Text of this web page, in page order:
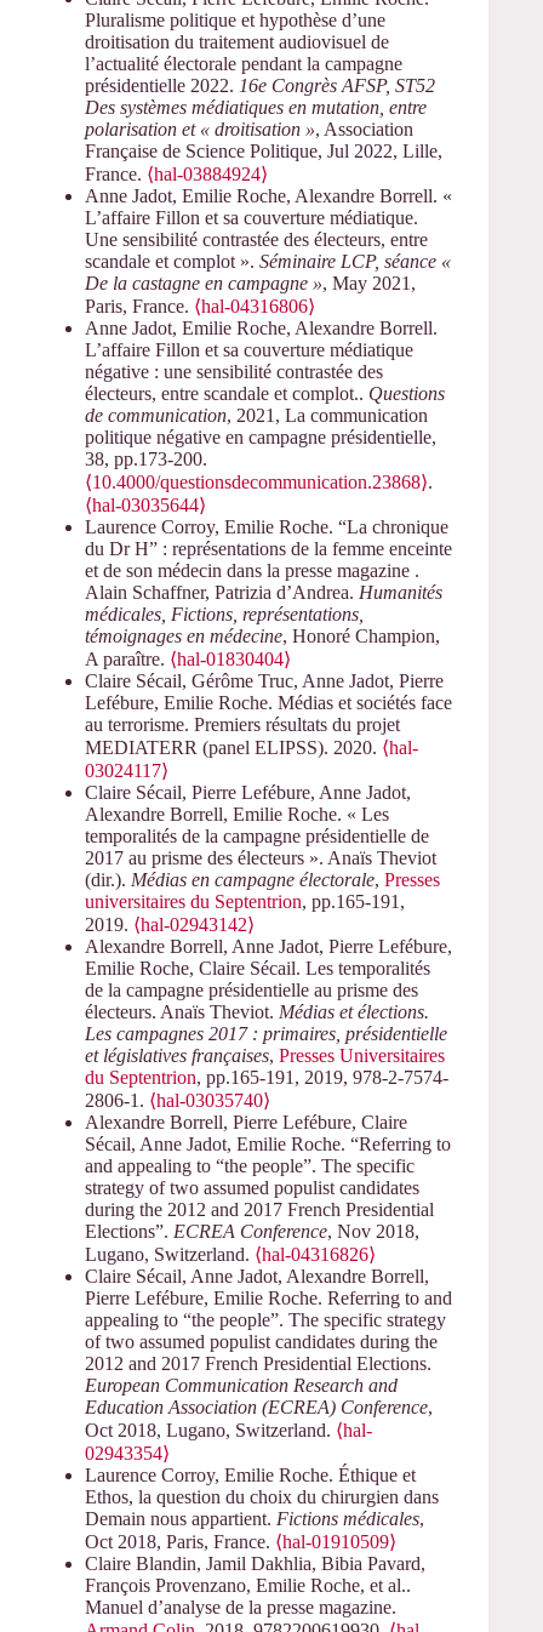
Pluralisme politique et hypothèse d’une
droitisation du traitement audiovisuel de
l’actualité électorale pendant la campagne
présidentielle 2022. 16e Congrès AFSP, ST52
Des systèmes médiatiques en mutation, entre
polarisation et « droitisation », Association
Française de Science Politique, Jul 2022, Lille,
France. ⟨hal-03884924⟩
Anne Jadot, Emilie Roche, Alexandre Borrell. «
L’affaire Fillon et sa couverture médiatique.
Une sensibilité contrastée des électeurs, entre
scandale et complot ». Séminaire LCP, séance «
De la castagne en campagne », May 2021,
Paris, France. ⟨hal-04316806⟩
Anne Jadot, Emilie Roche, Alexandre Borrell.
L’affaire Fillon et sa couverture médiatique
négative : une sensibilité contrastée des
électeurs, entre scandale et complot.. Questions
de communication, 2021, La communication
politique négative en campagne présidentielle,
38, pp.173-200.
⟨10.4000/questionsdecommunication.23868⟩.
⟨hal-03035644⟩
Laurence Corroy, Emilie Roche. “La chronique
du Dr H” : représentations de la femme enceinte
et de son médecin dans la presse magazine .
Alain Schaffner, Patrizia d’Andrea. Humanités
médicales, Fictions, représentations,
témoignages en médecine, Honoré Champion,
A paraître. ⟨hal-01830404⟩
Claire Sécail, Gérôme Truc, Anne Jadot, Pierre
Lefébure, Emilie Roche. Médias et sociétés face
au terrorisme. Premiers résultats du projet
MEDIATERR (panel ELIPSS). 2020. ⟨hal-
03024117⟩
Claire Sécail, Pierre Lefébure, Anne Jadot,
Alexandre Borrell, Emilie Roche. « Les
temporalités de la campagne présidentielle de
2017 au prisme des électeurs ». Anaïs Theviot
(dir.). Médias en campagne électorale, Presses
universitaires du Septentrion, pp.165-191,
2019. ⟨hal-02943142⟩
Alexandre Borrell, Anne Jadot, Pierre Lefébure,
Emilie Roche, Claire Sécail. Les temporalités
de la campagne présidentielle au prisme des
électeurs. Anaïs Theviot. Médias et élections.
Les campagnes 2017 : primaires, présidentielle
et législatives françaises, Presses Universitaires
du Septentrion, pp.165-191, 2019, 978-2-7574-
2806-1. ⟨hal-03035740⟩
Alexandre Borrell, Pierre Lefébure, Claire
Sécail, Anne Jadot, Emilie Roche. “Referring to
and appealing to “the people”. The specific
strategy of two assumed populist candidates
during the 2012 and 2017 French Presidential
Elections”. ECREA Conference, Nov 2018,
Lugano, Switzerland. ⟨hal-04316826⟩
Claire Sécail, Anne Jadot, Alexandre Borrell,
Pierre Lefébure, Emilie Roche. Referring to and
appealing to “the people”. The specific strategy
of two assumed populist candidates during the
2012 and 2017 French Presidential Elections.
European Communication Research and
Education Association (ECREA) Conference,
Oct 2018, Lugano, Switzerland. ⟨hal-
02943354⟩
Laurence Corroy, Emilie Roche. Éthique et
Ethos, la question du choix du chirurgien dans
Demain nous appartient. Fictions médicales,
Oct 2018, Paris, France. ⟨hal-01910509⟩
Claire Blandin, Jamil Dakhlia, Bibia Pavard,
François Provenzano, Emilie Roche, et al..
Manuel d’analyse de la presse magazine.